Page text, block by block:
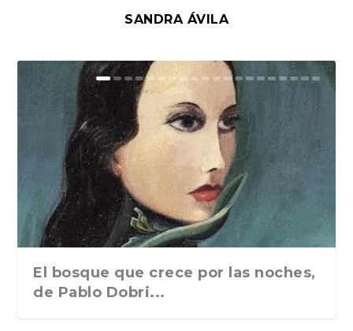
SANDRA ÁVILA
El bosque que crece por las noches,
de Pablo Dobri...